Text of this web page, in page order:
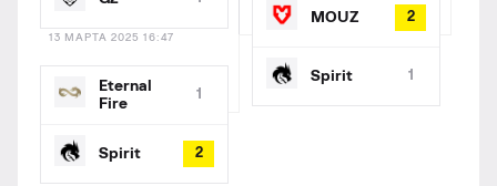
Eternal
Fire
1
Spirit 2
13 МАРТА 2025 16:47
MOUZ 2
Spirit 1